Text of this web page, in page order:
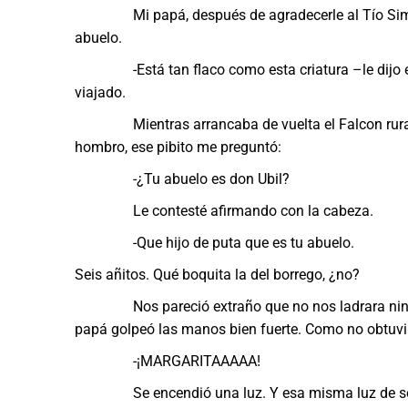
Mi papá, después de agradecerle al Tío
abuelo.
-Está tan flaco como esta criatura –le dijo el
viajado.
Mientras arrancaba de vuelta el Falcon rural,
hombro, ese pibito me preguntó:
-¿Tu abuelo es don Ubil?
Le contesté afirmando con la cabeza.
-Que hijo de puta que es tu abuelo.
Seis añitos. Qué boquita la del borrego, ¿no?
Nos pareció extraño que no nos ladrara
papá golpeó las manos bien fuerte. Como no
-¡MARGARITAAAAA!
Se encendió una luz. Y esa misma luz de sol